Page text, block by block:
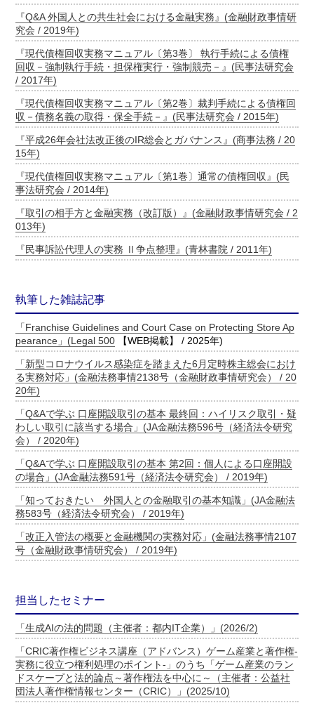
『Q&A 外国人との共生社会における金融実務』(金融財政事情研
究会 / 2019年)
『現代債権回収実務マニュアル〔第3巻〕 執行手続による債権
回収－強制執行手続・担保権実行・強制競売－』(民事法研究会
/ 2017年)
『現代債権回収実務マニュアル〔第2巻〕裁判手続による債権回
収－債務名義の取得・保全手続－』(民事法研究会 / 2015年)
『平成26年会社法改正後のIR総会とガバナンス』(商事法務 / 20
15年)
『現代債権回収実務マニュアル〔第1巻〕通常の債権回収』(民
事法研究会 / 2014年)
『取引の相手方と金融実務（改訂版）』(金融財政事情研究会 / 2
013年)
『民事訴訟代理人の実務 Ⅱ争点整理』(青林書院 / 2011年)
執筆した雑誌記事
「Franchise Guidelines and Court Case on Protecting Store Ap
pearance」(Legal 500 【WEB掲載】 / 2025年)
「新型コロナウイルス感染症を踏まえた6月定時株主総会におけ
る実務対応」(金融法務事情2138号（金融財政事情研究会） / 20
20年)
「Q&Aで学ぶ 口座開設取引の基本 最終回：ハイリスク取引・疑
わしい取引に該当する場合」(JA金融法務596号（経済法令研究
会） / 2020年)
「Q&Aで学ぶ 口座開設取引の基本 第2回：個人による口座開設
の場合」(JA金融法務591号（経済法令研究会） / 2019年)
「知っておきたい 外国人との金融取引の基本知識」(JA金融法
務583号（経済法令研究会） / 2019年)
「改正入管法の概要と金融機関の実務対応」(金融法務事情2107
号（金融財政事情研究会） / 2019年)
担当したセミナー
「生成AIの法的問題（主催者：都内IT企業）」(2026/2)
「CRIC著作権ビジネス講座（アドバンス）ゲーム産業と著作権-
実務に役立つ権利処理のポイント-」のうち「ゲーム産業のラン
ドスケープと法的論点～著作権法を中心に～（主催者：公益社
団法人著作権情報センター（CRIC）」(2025/10)